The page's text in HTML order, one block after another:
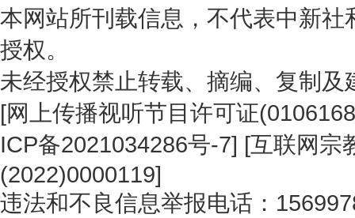
本网站所刊载信息，不代表中新
授权。
未经授权禁止转载、摘编、复制
[网上传播视听节目许可证
ICP备2021034286号-7] [互联网宗
(2022)0000119]
违法和不良信息举报电话：